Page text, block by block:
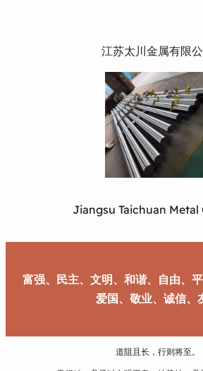
江苏太川金属有限
Jiangsu Taichuan Metal
富强、民主、文明、和谐、自由、平
爱国、敬业、诚信、
道阻且长，行则将至。